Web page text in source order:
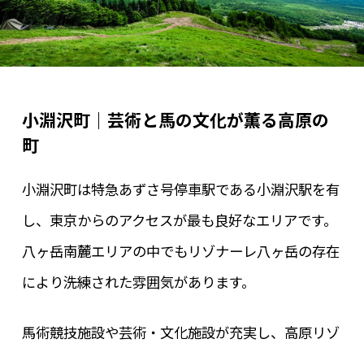
小淵沢町｜芸術と馬の文化が薫る高原の
町
小淵沢町は特急あずさ号停車駅である小淵沢駅を有
し、東京からのアクセスが最も良好なエリアです。
八ヶ岳南麓エリアの中でもリゾナーレ八ヶ岳の存在
により洗練された雰囲気があります。
馬術競技施設や芸術・文化施設が充実し、高原リゾ